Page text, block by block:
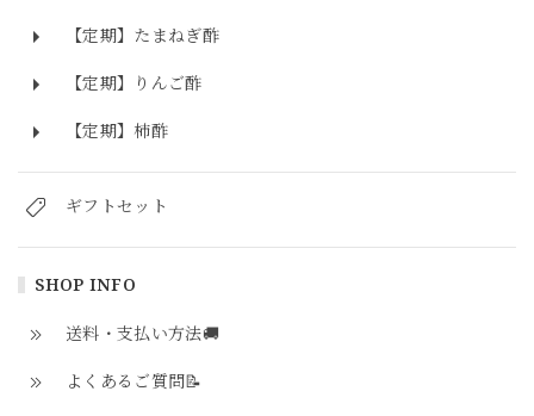
【定期】たまねぎ酢
【定期】りんご酢
【定期】柿酢
ギフトセット
SHOP INFO
送料・支払い方法🚚
よくあるご質問📝